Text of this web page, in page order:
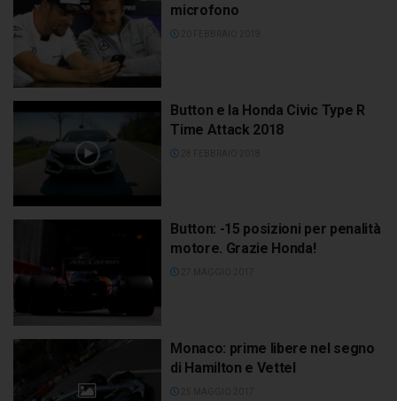
microfono
Button e la Honda Civic Type R
Time Attack 2018
Button: -15 posizioni per penalità
motore. Grazie Honda!
Monaco: prime libere nel segno
di Hamilton e Vettel